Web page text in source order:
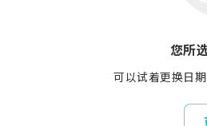
您所
可以试着更换日